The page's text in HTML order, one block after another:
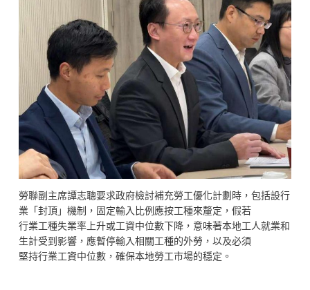
勞聯副主席譚志聰要求政府檢討補充勞工優化計劃時，包括設行
業「封頂」機制，固定輸入比例應按工種來釐定，假若
行業工種失業率上升或工資中位數下降，意味著本地工人就業和
生計受到影響，應暫停輸入相關工種的外勞，以及必須
堅持行業工資中位數，確保本地勞工市場的穩定。